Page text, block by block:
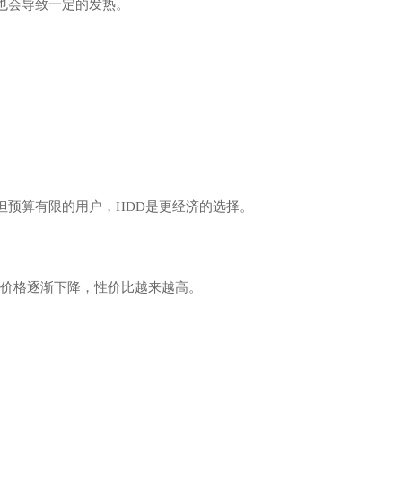
导致一定的发热。
算有限的用户，HDD是更经济的选择。
格逐渐下降，性价比越来越高。